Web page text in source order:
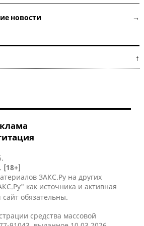
новости →
персон ↑
[18+]
ЗАКС.Ру на других
как источника и активная
обязательны.
средства массовой